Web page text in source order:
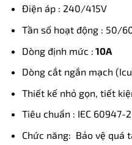
Điện áp : 240/415V
Tần số hoạt động : 50/
Dòng định mức : 10A
Dòng cắt ngắn mạch
Thiết kế nhỏ gọn, tiết
Tiêu chuẩn : IEC 60947-2
Chức năng: Bảo vệ quá